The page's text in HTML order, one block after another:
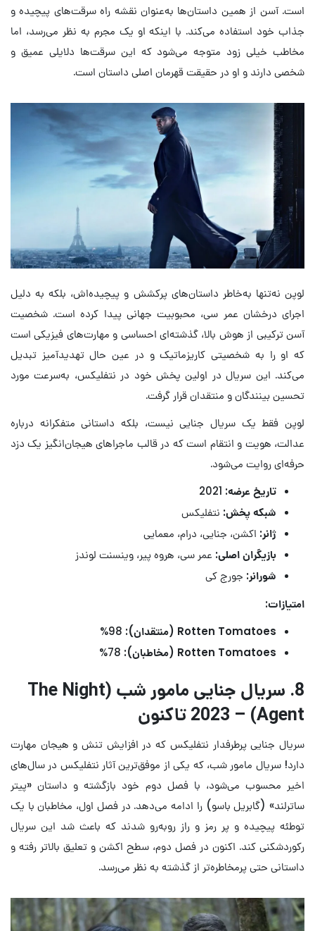
است. آسن از همین داستان‌ها به‌عنوان نقشه راه سرقت‌های پیچیده و
جذاب خود استفاده می‌کند. با اینکه او یک مجرم به نظر می‌رسد، اما
مخاطب خیلی زود متوجه می‌شود که این سرقت‌ها دلایلی عمیق و
شخصی دارند و او در حقیقت قهرمان اصلی داستان است.
لوپن نه‌تنها به‌خاطر داستان‌های پرکشش و پیچیده‌اش، بلکه به دلیل
اجرای درخشان عمر سی، محبوبیت جهانی پیدا کرده است. شخصیت
آسن ترکیبی از هوش بالا، گذشته‌ای احساسی و مهارت‌های فیزیکی است
که او را به شخصیتی کاریزماتیک و در عین حال تهدیدآمیز تبدیل
می‌کند. این سریال در اولین پخش خود در نتفلیکس، به‌سرعت مورد
تحسین بینندگان و منتقدان قرار گرفت.
لوپن فقط یک سریال جنایی نیست، بلکه داستانی متفکرانه درباره
عدالت، هویت و انتقام است که در قالب ماجراهای هیجان‌انگیز یک دزد
حرفه‌ای روایت می‌شود.
تاریخ عرضه:
شبکه پخش: نتفلیکس
ژانر: اکشن، جنایی، درام، معمایی
بازیگران اصلی: عمر سی، هروه پیر، وینسنت لوندز
شورانر: جورج کی
امتیازات:
Rotten Tomatoes (منتقدان):
Rotten Tomatoes (مخاطبان):
8. سریال جنایی مامور شب (The Night
Agent) – 2023 تاکنون
سریال جنایی پرطرفدار نتفلیکس که در افزایش تنش و هیجان مهارت
دارد! سریال مامور شب، که یکی از موفق‌ترین آثار نتفلیکس در سال‌های
اخیر محسوب می‌شود، با فصل دوم خود بازگشته و داستان «پیتر
ساترلند» (گابریل باسو) را ادامه می‌دهد. در فصل اول، مخاطبان با یک
توطئه پیچیده و پر رمز و راز روبه‌رو شدند که باعث شد این سریال
رکوردشکنی کند. اکنون در فصل دوم، سطح اکشن و تعلیق بالاتر رفته و
داستانی حتی پرمخاطره‌تر از گذشته به نظر می‌رسد.